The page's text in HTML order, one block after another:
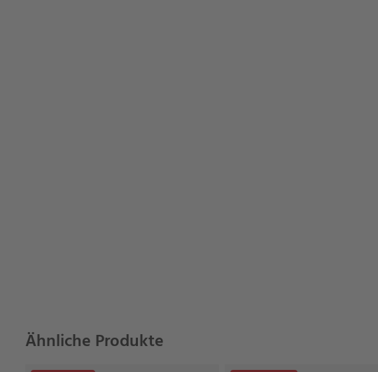
Ähnliche Produkte